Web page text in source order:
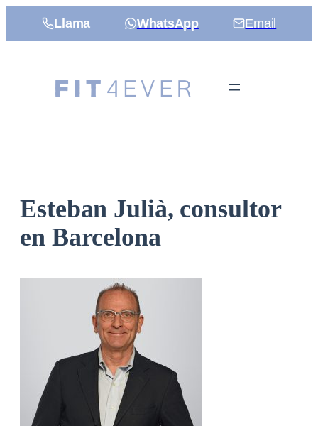
Llama WhatsApp Email
Esteban Julià, consultor
en Barcelona